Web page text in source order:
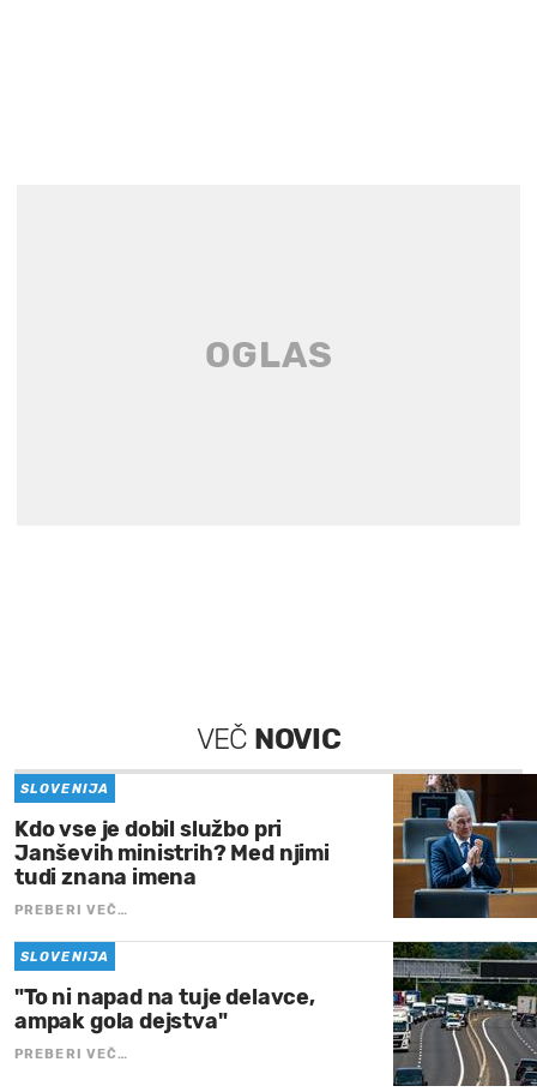
VEČ NOVIC
SLOVENIJA
Kdo vse je dobil službo pri
Janševih ministrih? Med njimi
tudi znana imena
PREBERI VEČ…
SLOVENIJA
"To ni napad na tuje delavce,
ampak gola dejstva"
PREBERI VEČ…